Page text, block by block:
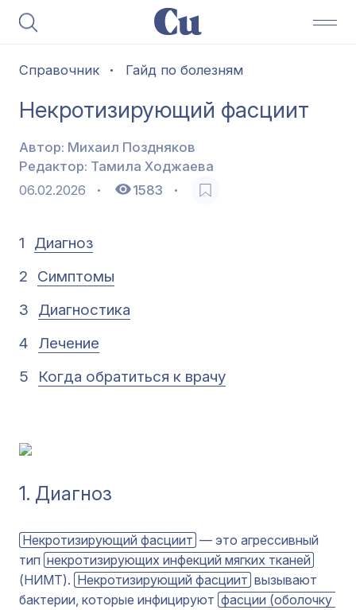
Справочник Гайд по болезням
Некротизирующий фасциит
Автор: Михаил Поздняков
Редактор: Тамила Ходжаева
06.02.2026
1583
1
Диагноз
2
Симптомы
3
Диагностика
4
Лечение
5
Когда обратиться к врачу
1. Диагноз
Некротизирующий фасциит — это агрессивный
тип некротизирующих инфекций мягких тканей
(НИМТ). Некротизирующий фасциит вызывают
бактерии, которые инфицируют фасции (оболочку